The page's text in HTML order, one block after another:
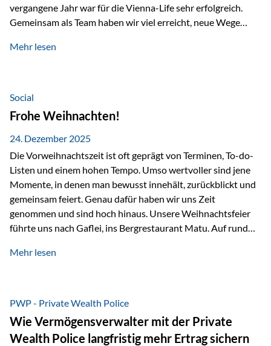
vergangene Jahr war für die Vienna-Life sehr erfolgreich.
Gemeinsam als Team haben wir viel erreicht, neue Wege
Veranstaltungen wie der Schnifisschnauf, aber auch unsere
starkes Miteinander ist. Neben diesen gemeinsamen
Erlebnissen konnten wir…
Mehr lesen
Social
Frohe Weihnachten!
24. Dezember 2025
Die Vorweihnachtszeit ist oft geprägt von Terminen, To-do-
Listen und einem hohen Tempo. Umso wertvoller sind jene
Momente, in denen man bewusst innehält, zurückblickt und
gemeinsam feiert. Genau dafür haben wir uns Zeit
genommen und sind hoch hinaus. Unsere Weihnachtsfeier
führte uns nach Gaflei, ins Bergrestaurant Matu. Auf rund
beeindruckendes Panorama, sondern auch etwas, das im
verschneiter Landschaft, bei feinem Essen, guter Musik und
einer entspannten…
Mehr lesen
PWP - Private Wealth Police
Wie Vermögensverwalter mit der Private
Wealth Police langfristig mehr Ertrag sichern